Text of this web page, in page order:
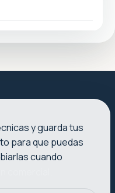
una voz clara,
comercial.
y guarda tus
para que puedas
cuando